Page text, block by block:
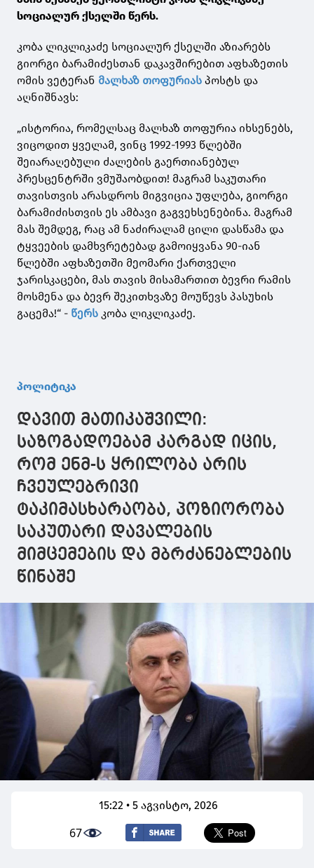
სოციალურ ქსელში წერს.
კობა ლიკლიკაძე სოციალურ ქსელში აზიარებს
გიორგი ბარამიძესთან დაკავშირებით აფხაზეთის
ომის ვეტერან მალხაზ თოფურიას პოსტს და
აღნიშნავს:
„ისტორია, რომელსაც მალხაზ თოფურია იხსენებს,
ვიცოდით ყველამ, ვინც 1992-1993 წლებში
შეიარაღებული ძალების გაერთიანებულ
პრესცენტრში ვმუშაობდით! მაგრამ საკუთარი
თავისთვის არასდროს მიგვიცია უფლება, გიორგი
ბარამიძისთვის ეს ამბავი გაგვეხსენებინა. მაგრამ
მას შემდეგ, რაც ამ ნაძირალამ ცილი დასწამა და
ტყვეების დამხვრეტებად გამოიყვანა 90-იან
წლებში აფხაზეთში მეომარი ქართველი
ჯარისკაცები, მას თავის მისამართით ბევრი რამის
მოსმენა და ბევრ შეკითხვაზე მოუწევს პასუხის
გაცემა!“ - წერს კობა ლიკლიკაძე.
პოლიტიკა
დავით მათიკაშვილი:
საზოგადოებამ კარგად იცის,
რომ ენმ-ს ყრილობა არის
ჩვეულებრივი
ტაკიმასხარაობა, პოზიორობა
საკუთარი დავალების
მიმცემების და მბრძანებლების
წინაშე
15:22 • 5 აგვისტო, 2026
67